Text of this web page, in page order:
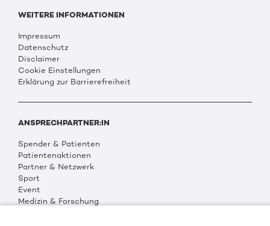
WEITERE INFORMATIONEN
Impressum
Datenschutz
Disclaimer
Cookie Einstellungen
Erklärung zur Barrierefreiheit
ANSPRECHPARTNER:IN
Spender & Patienten
Patientenaktionen
Partner & Netzwerk
Sport
Event
Medizin & Forschung